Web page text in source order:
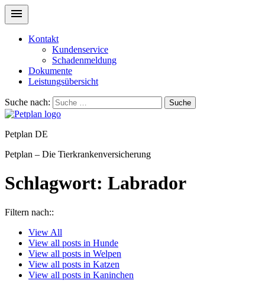
Kontakt
Kundenservice
Schadenmeldung
Dokumente
Leistungsübersicht
Suche nach: Suche
Petplan DE
Petplan – Die Tierkrankenversicherung
Schlagwort: Labrador
Filtern nach::
View All
View all posts in Hunde
View all posts in Welpen
View all posts in Katzen
View all posts in Kaninchen